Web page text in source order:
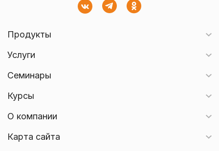
Продукты
Услуги
Семинары
Курсы
О компании
Карта сайта